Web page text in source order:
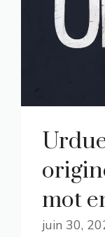
mot
juin 30,